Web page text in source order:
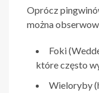
Oprócz
można
Foki
które często
Wieloryby